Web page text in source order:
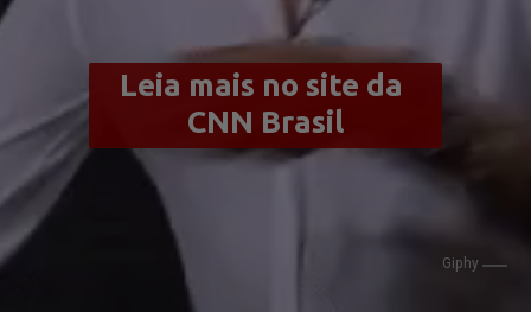
Giphy
Leia mais no site da
CNN Brasil